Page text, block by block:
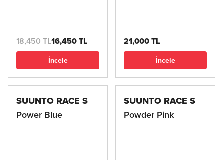
18,450 TL16,450 TL
İncele
21,000 TL
İncele
SUUNTO RACE S
Power Blue
SUUNTO RACE S
Powder Pink